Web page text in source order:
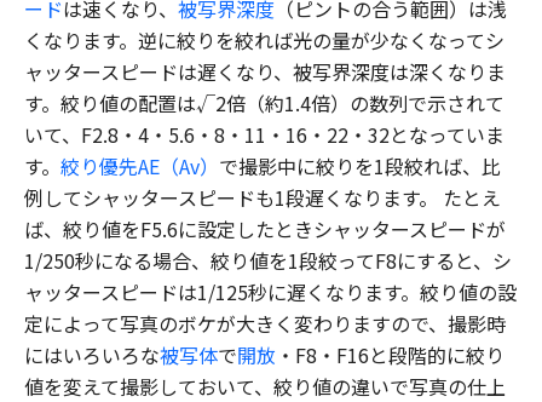
ードは速くなり、 被写界深度 （ピントの合う範囲）は浅
くなります。逆に絞りを絞れば光の量が少なくなってシ
ャッタースピードは遅くなり、被写界深度は深くなりま
す。絞り値の配置は√2倍（約1.4倍）の数列で示されて
いて、F2.8・4・5.6・8・11・16・22・32となっていま
す。 絞り優先AE（Av） で撮影中に絞りを1段絞れば、比
例してシャッタースピードも1段遅くなります。 たとえ
ば、絞り値をF5.6に設定したときシャッタースピードが
1/250秒になる場合、絞り値を1段絞ってF8にすると、シ
ャッタースピードは1/125秒に遅くなります。絞り値の設
定によって写真のボケが大きく変わりますので、撮影時
にはいろいろな被写体で開放 ・F8・F16と段階的に絞り
値を変えて撮影しておいて、絞り値の違いで写真の仕上